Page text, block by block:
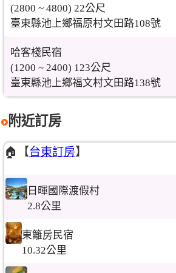
(2800 ~ 4800) 22公尺
臺東縣池上鄉福原村文田路108號
哈客棧民宿
(1200 ~ 2400) 123公尺
臺東縣池上鄉福文村文田路138號
附近訂房
🏠【台東訂房】
日暉國際渡假村
2.8公里
東籬房民宿
10.32公里